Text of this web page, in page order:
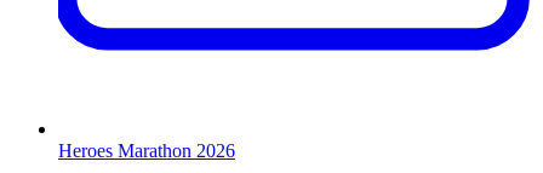
Heroes Marathon 2026